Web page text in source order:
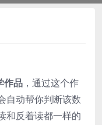
作品 ，通过这个作
自动帮你判断该数
和反着读都一样的